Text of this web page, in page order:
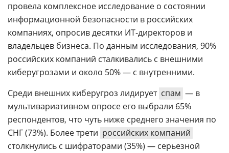
ТВ
издании
Реклама
Вакансии
Контакты
Дзен
Rutube
провела комплексное исследование о состоянии
информационной безопасности в российских
компаниях, опросив десятки ИТ-директоров и
владельцев бизнеса. По данным исследования, 90%
российских компаний сталкивались с внешними
киберугрозами и около 50% — с внутренними.
Среди внешних киберугроз лидирует спам — в
мультивариативном опросе его выбрали 65%
респондентов, что чуть ниже среднего значения по
СНГ (73%). Более трети российских компаний
столкнулись с шифраторами (35%) — серьезной